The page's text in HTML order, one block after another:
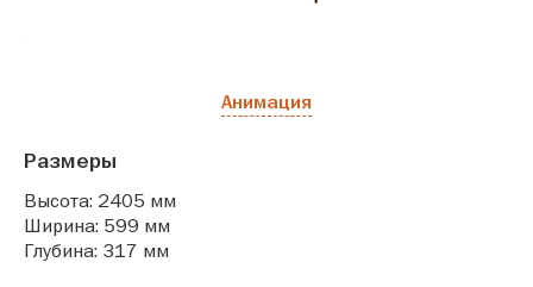
Анимация
Размеры
Высота: 2405 мм
Ширина: 599 мм
Глубина: 317 мм